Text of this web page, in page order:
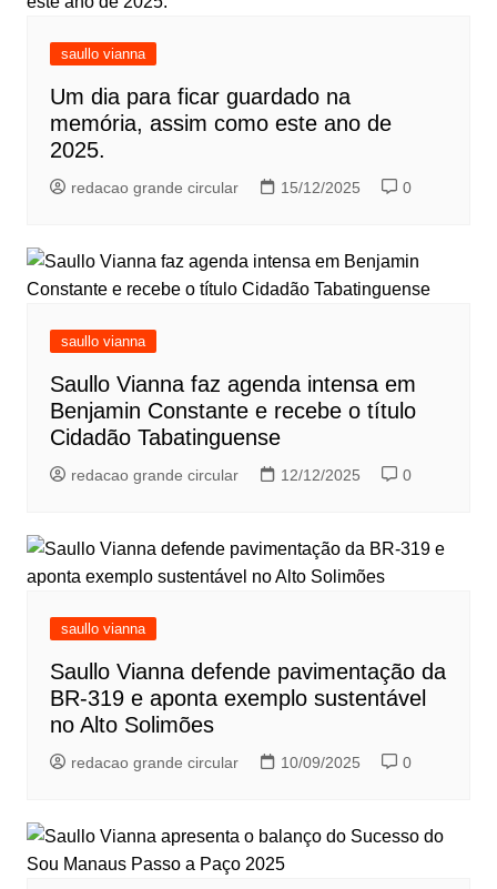
saullo vianna
Um dia para ficar guardado na
memória, assim como este ano de
2025.
redacao grande circular 15/12/2025 0
saullo vianna
Saullo Vianna faz agenda intensa em
Benjamin Constante e recebe o título
Cidadão Tabatinguense
redacao grande circular 12/12/2025 0
saullo vianna
Saullo Vianna defende pavimentação da
BR-319 e aponta exemplo sustentável
no Alto Solimões
redacao grande circular 10/09/2025 0